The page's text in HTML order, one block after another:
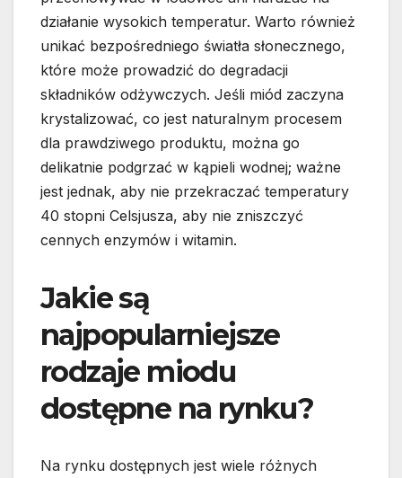
działanie wysokich temperatur. Warto również
unikać bezpośredniego światła słonecznego,
które może prowadzić do degradacji
składników odżywczych. Jeśli miód zaczyna
krystalizować, co jest naturalnym procesem
dla prawdziwego produktu, można go
delikatnie podgrzać w kąpieli wodnej; ważne
jest jednak, aby nie przekraczać temperatury
40 stopni Celsjusza, aby nie zniszczyć
cennych enzymów i witamin.
Jakie są
najpopularniejsze
rodzaje miodu
dostępne na rynku?
Na rynku dostępnych jest wiele różnych